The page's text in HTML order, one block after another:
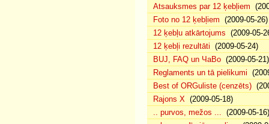
Atsauksmes par 12 ķebļiem
Foto no 12 ķebļiem (2009-05-26)
12 ķebļu atkārtojums (2009-05-
12 ķebļi rezultāti (2009-05-24)
BUJ, FAQ un ЧаВо (2009-05-21)
Reglaments un tā pielikumi
Best of ORGuliste (cenzēts)
Rajons X (2009-05-18)
.. purvos, mežos ... (2009-05-16)